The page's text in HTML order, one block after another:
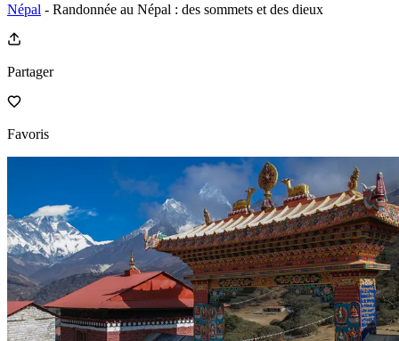
Népal - Randonnée au Népal : des sommets et des dieux
Partager
Favoris